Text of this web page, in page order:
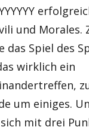
und Morales.
das Spiel des
wirklich ein
um einiges.
mit drei